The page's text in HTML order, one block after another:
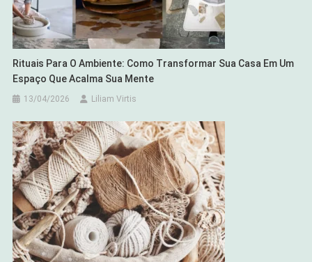
Rituais Para O Ambiente: Como Transformar Sua Casa Em Um
Espaço Que Acalma Sua Mente
13/04/2026 Liliam Virtis